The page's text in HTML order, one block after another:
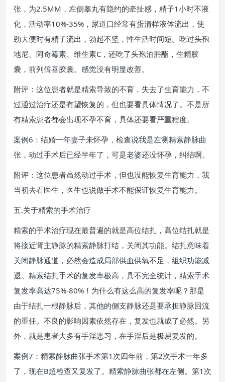
张，为2.5MM，左侧睾丸有隐约的牵扯感，精子1小时不液
化，活动率10%-35%，尿道口经常有蛋清样液体流出，使
劲大便时有精子流出，勃起不坚，性生活时间短。吃过头孢
地尼、阿奇霉素、维生素C，还吃了头孢泊肟酯，生精胶
囊，前列倍喜胶囊。感觉没有明显改善。
附评：这位患者就是精索导致的不育，失去了生育能力，不
过通过治疗还是有望恢复的，但也要看具体情况了。不是所
有精索患者都会出现不孕不育，具体还要看严重程度。
案例6：结婚一年妻子未怀孕，检查说我是左测精索静脉曲
张，动过手术后已经半年了，可是老婆还没怀孕，纠结啊。
附评：这位患者虽然动过手术，但也没能恢复生育能力，我
当初去看医生，医生也说做手术不能保证恢复生育能力。
五.关于精索的手术治疗
精索的手术治疗现在最普遍的就是高位结扎，高位结扎就是
将接近肾主静脉的精索静脉打结，关闭其功能。结扎意味着
关闭静脉通道，必然会造成局部供血供氧不足，组织功能减
退。精索结扎手术的复发率极高，具不完全统计，精索手术
复发率高达75%-80%！为什么有这么高的复发率呢？那是
由于结扎一根静脉后，其他的侧支静脉还是要承担静脉回流
的重任。不良的影响因素依然存在，复发也就成了必然。另
外，就是患者大多有手淫恶习，在手淫后是极易复发的。
案例7：精索静脉曲张手术第1次四年前，第2次手术一年多
了，现在B超检查又复发了。精索静脉曲张都在左侧。第1次